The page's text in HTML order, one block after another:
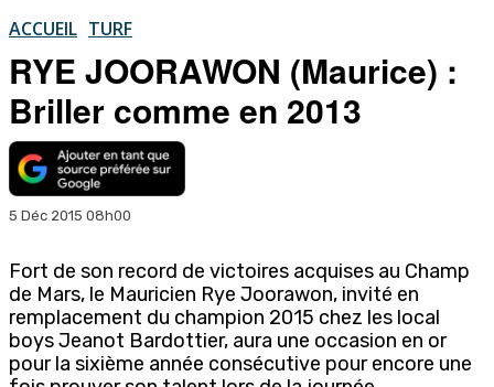
ACCUEIL TURF
RYE JOORAWON (Maurice) :
Briller comme en 2013
5 Déc 2015 08h00
Fort de son record de victoires acquises au Champ
de Mars, le Mauricien Rye Joorawon, invité en
remplacement du champion 2015 chez les local
boys Jeanot Bardottier, aura une occasion en or
pour la sixième année consécutive pour encore une